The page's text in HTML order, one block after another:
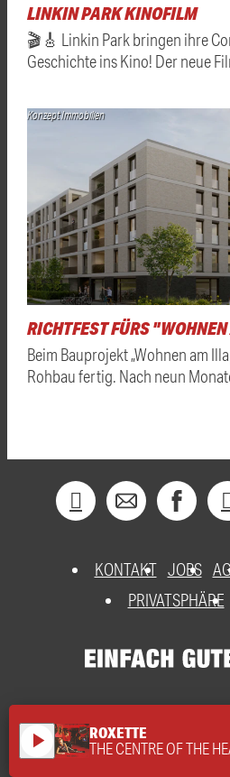
LINKIN PARK KINOFILM
🎬🎸 Linkin Park bringen ihre
Geschichte ins Kino! Der neue
Konzept Immobilien
RICHTFEST FÜRS
Beim Bauprojekt „Wohnen am
Rohbau fertig. Nach neun
KONTAKT JOBS
PRIVATSPHÄRE
play_arrow ROXETTE
THE CENTRE OF THE